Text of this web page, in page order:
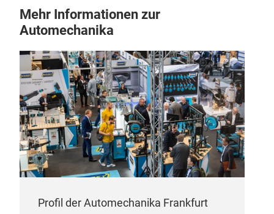
Mehr Informationen zur
Automechanika
Profil der Automechanika Frankfurt